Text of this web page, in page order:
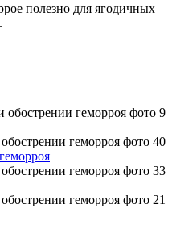
полезно для ягодичных